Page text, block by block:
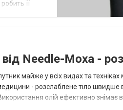
її
на всіх
підвищує
від Needle-Moxa -
майже у всіх видах та
- розслаблене тіло швидше
олій ефективно знімає